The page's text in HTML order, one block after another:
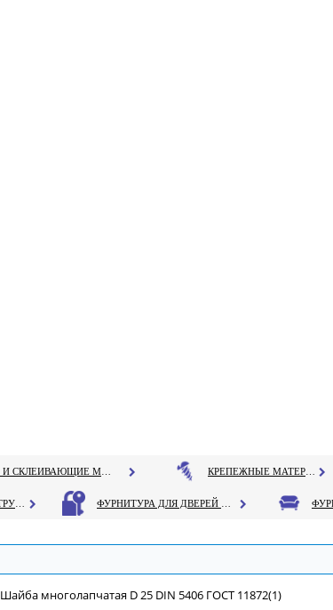
Шайба многолапчатая D 25 DIN 5406 ГОСТ 11872(1)